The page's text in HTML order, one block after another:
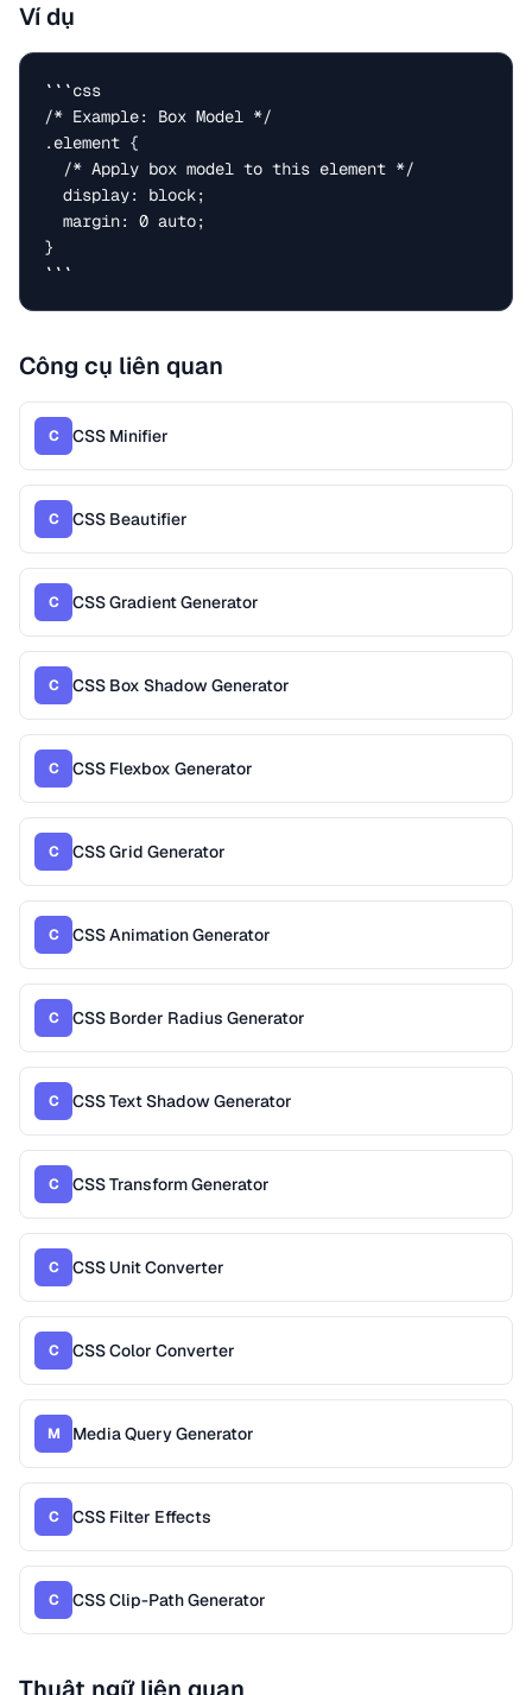
Ví dụ
```css
/* Example: Box Model */
.element {
}
```
Công cụ liên quan
C CSS Minifier
C CSS Beautifier
C CSS Gradient Generator
C CSS Box Shadow Generator
C CSS Flexbox Generator
C CSS Grid Generator
C CSS Animation Generator
C CSS Border Radius Generator
C CSS Text Shadow Generator
C CSS Transform Generator
C CSS Unit Converter
C CSS Color Converter
M Media Query Generator
C CSS Filter Effects
C CSS Clip-Path Generator